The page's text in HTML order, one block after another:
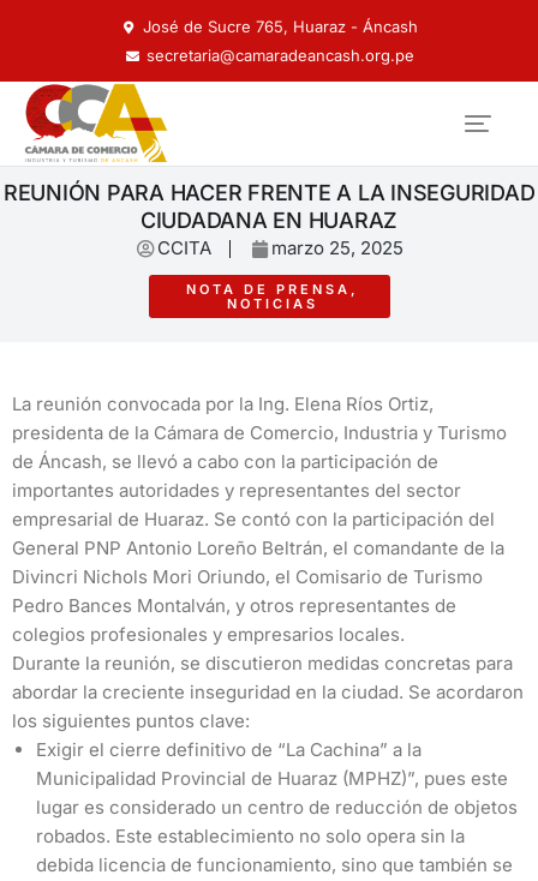
José de Sucre 765, Huaraz - Áncash
secretaria@camaradeancash.org.pe
REUNIÓN PARA HACER FRENTE A LA INSEGURIDAD
CIUDADANA EN HUARAZ
CCITA marzo 25, 2025
NOTA DE PRENSA ,
NOTICIAS
La reunión convocada por la Ing. Elena Ríos Ortiz,
presidenta de la Cámara de Comercio, Industria y Turismo
de Áncash, se llevó a cabo con la participación de
importantes autoridades y representantes del sector
empresarial de Huaraz. Se contó con la participación del
General PNP Antonio Loreño Beltrán, el comandante de la
Divincri Nichols Mori Oriundo, el Comisario de Turismo
Pedro Bances Montalván, y otros representantes de
colegios profesionales y empresarios locales.
Durante la reunión, se discutieron medidas concretas para
abordar la creciente inseguridad en la ciudad. Se acordaron
los siguientes puntos clave:
Exigir el cierre definitivo de “La Cachina” a la
Municipalidad Provincial de Huaraz (MPHZ)”, pues este
lugar es considerado un centro de reducción de objetos
robados. Este establecimiento no solo opera sin la
debida licencia de funcionamiento, sino que también se